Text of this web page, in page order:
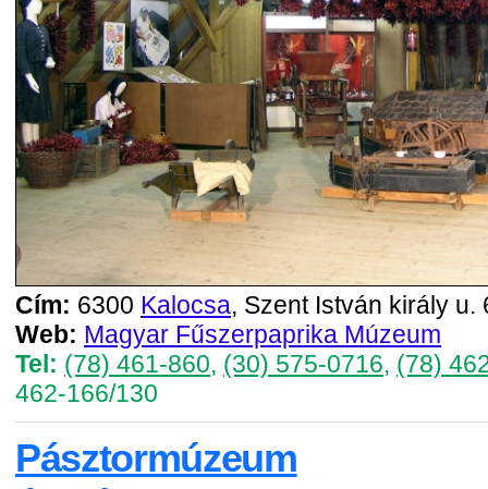
Cím: 6300 Kalocsa, Szent István király u.
Web: Magyar Fűszerpaprika Múzeum
Tel: (78) 461-860, (30) 575-0716, (78)
462-166/130
Pásztormúzeum